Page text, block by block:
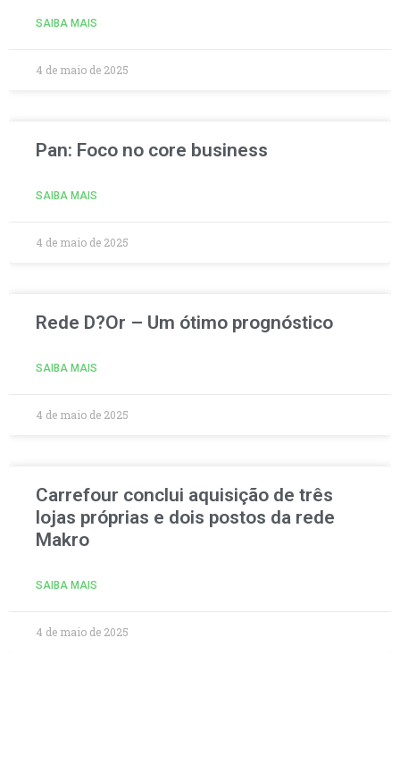
SAIBA MAIS
4 de maio de 2025
Pan: Foco no core business
SAIBA MAIS
4 de maio de 2025
Rede D?Or – Um ótimo prognóstico
SAIBA MAIS
4 de maio de 2025
Carrefour conclui aquisição de três
lojas próprias e dois postos da rede
Makro
SAIBA MAIS
4 de maio de 2025